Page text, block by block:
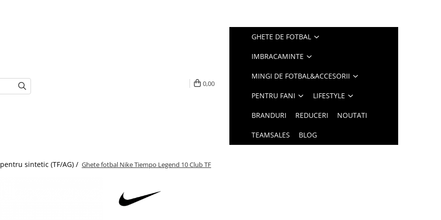
0,00
GHETE DE FOTBAL
IMBRACAMINTE
MINGI DE FOTBAL&ACCESORII
PENTRU FANI LIFESTYLE
BRANDURI REDUCERI NOUTATI
TEAMSALES BLOG
sintetic (TF/AG) / Ghete fotbal Nike Tiempo Legend 10 Club TF